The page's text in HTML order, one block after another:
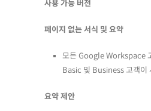
사용 가능 버전
페이지 없는 서식 및 요약
모든 Google Workspace
Basic 및 Business 고객이
요약 제안